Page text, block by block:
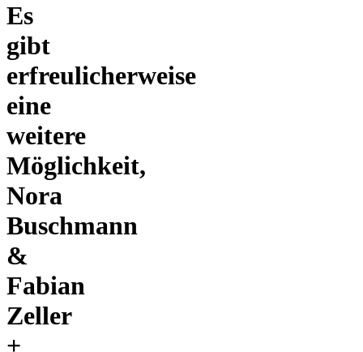
Es
gibt
erfreulicherweise
eine
weitere
Möglichkeit,
Nora
Buschmann
&
Fabian
Zeller
+